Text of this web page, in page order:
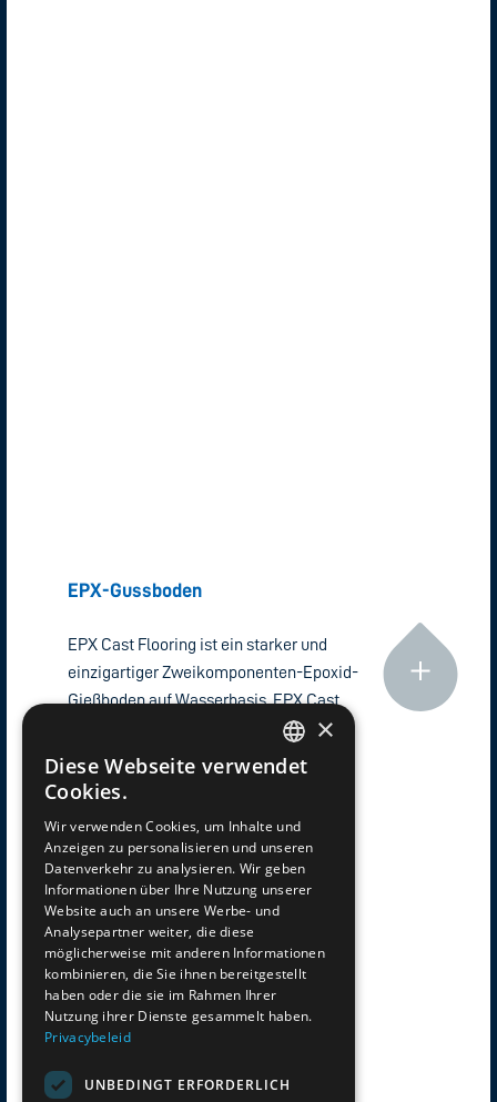
EPX-Gussboden
EPX Cast Flooring ist ein starker und
einzigartiger Zweikomponenten-Epoxid-
Gießboden auf Wasserbasis. EPX Cast
Flooring wird als aushärtende, fließende
Gießschicht verwendet...
DUTCH
GERMAN
×
Diese Webseite verwendet
Cookies.
Wir verwenden Cookies, um Inhalte und
Anzeigen zu personalisieren und unseren
Datenverkehr zu analysieren. Wir geben
Informationen über Ihre Nutzung unserer
Website auch an unsere Werbe- und
Analysepartner weiter, die diese
möglicherweise mit anderen Informationen
kombinieren, die Sie ihnen bereitgestellt
haben oder die sie im Rahmen Ihrer
Nutzung ihrer Dienste gesammelt haben.
Privacybeleid
UNBEDINGT ERFORDERLICH